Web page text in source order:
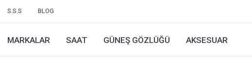
S.S.S BLOG
MARKALAR SAAT GÜNEŞ GÖZLÜĞÜ AKSESUAR